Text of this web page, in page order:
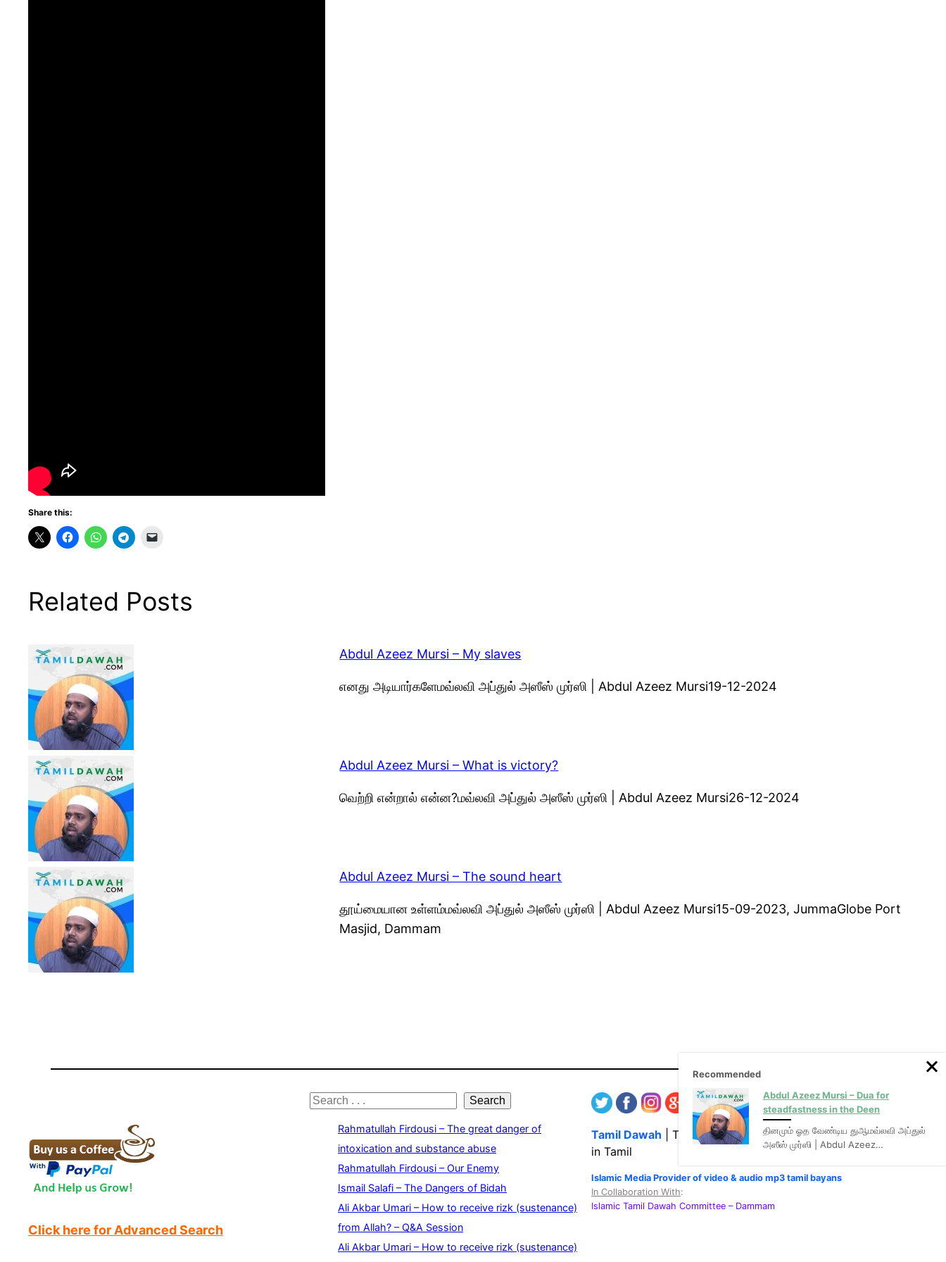
Share this:
Related Posts
Abdul Azeez Mursi – My slaves
எனது அடியார்களேமவ்லவி அப்துல் அஸீஸ் முர்ஸி | Abdul Azeez Mursi19-12-2024
Abdul Azeez Mursi – What is victory?
வெற்றி என்றால் என்ன?மவ்லவி அப்துல் அஸீஸ் முர்ஸி | Abdul Azeez Mursi26-12-2024
Abdul Azeez Mursi – The sound heart
தூய்மையான உள்ளம்மவ்லவி அப்துல் அஸீஸ் முர்ஸி | Abdul Azeez Mursi15-09-2023, JummaGlobe Port
Masjid, Dammam
Click here for Advanced Search
S
Search
Rahmatullah Firdousi – The great danger of
intoxication and substance abuse
Rahmatullah Firdousi – Our Enemy
Ismail Salafi – The Dangers of Bidah
Ali Akbar Umari – How to receive rizk (sustenance)
from Allah? – Q&A Session
Ali Akbar Umari – How to receive rizk (sustenance)
Tamil Dawah | The Media Hub for Islamic Lectures
in Tamil
Islamic Media Provider of video & audio mp3 tamil bayans
In Collaboration With:
Islamic Tamil Dawah Committee – Dammam
Recommended
Abdul Azeez Mursi – Dua for
steadfastness in the Deen
தினமும் ஓத வேண்டிய துஆமவ்லவி அப்துல்
அஸீஸ் முர்ஸி | Abdul Azeez…